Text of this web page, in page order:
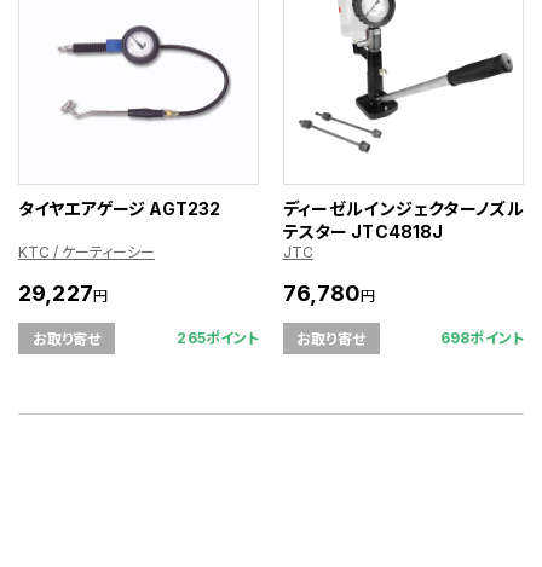
タイヤエアゲージ AGT232
KTC / ケーティーシー
29,227円
お取り寄せ 265ポイント
ディーゼルインジェクターノズル
テスター JTC4818J
JTC
76,780円
お取り寄せ 698ポイント